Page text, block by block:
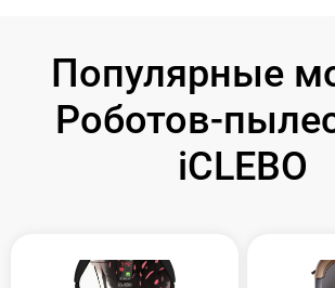
Популярные
Роботов-
iCLEBO